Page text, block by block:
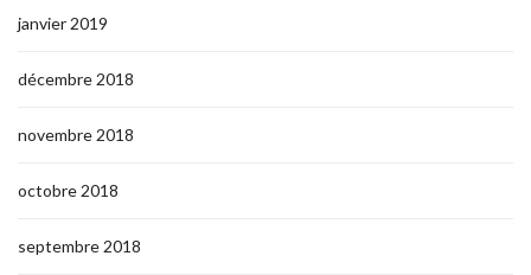
janvier 2019
décembre 2018
novembre 2018
octobre 2018
septembre 2018